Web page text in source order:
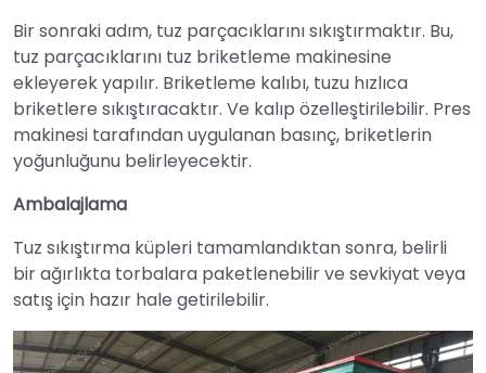
Bir sonraki adım, tuz parçacıklarını sıkıştırmaktır. Bu,
tuz parçacıklarını tuz briketleme makinesine
ekleyerek yapılır. Briketleme kalıbı, tuzu hızlıca
briketlere sıkıştıracaktır. Ve kalıp özelleştirilebilir. Pres
makinesi tarafından uygulanan basınç, briketlerin
yoğunluğunu belirleyecektir.
Ambalajlama
Tuz sıkıştırma küpleri tamamlandıktan sonra, belirli
bir ağırlıkta torbalara paketlenebilir ve sevkiyat veya
satış için hazır hale getirilebilir.